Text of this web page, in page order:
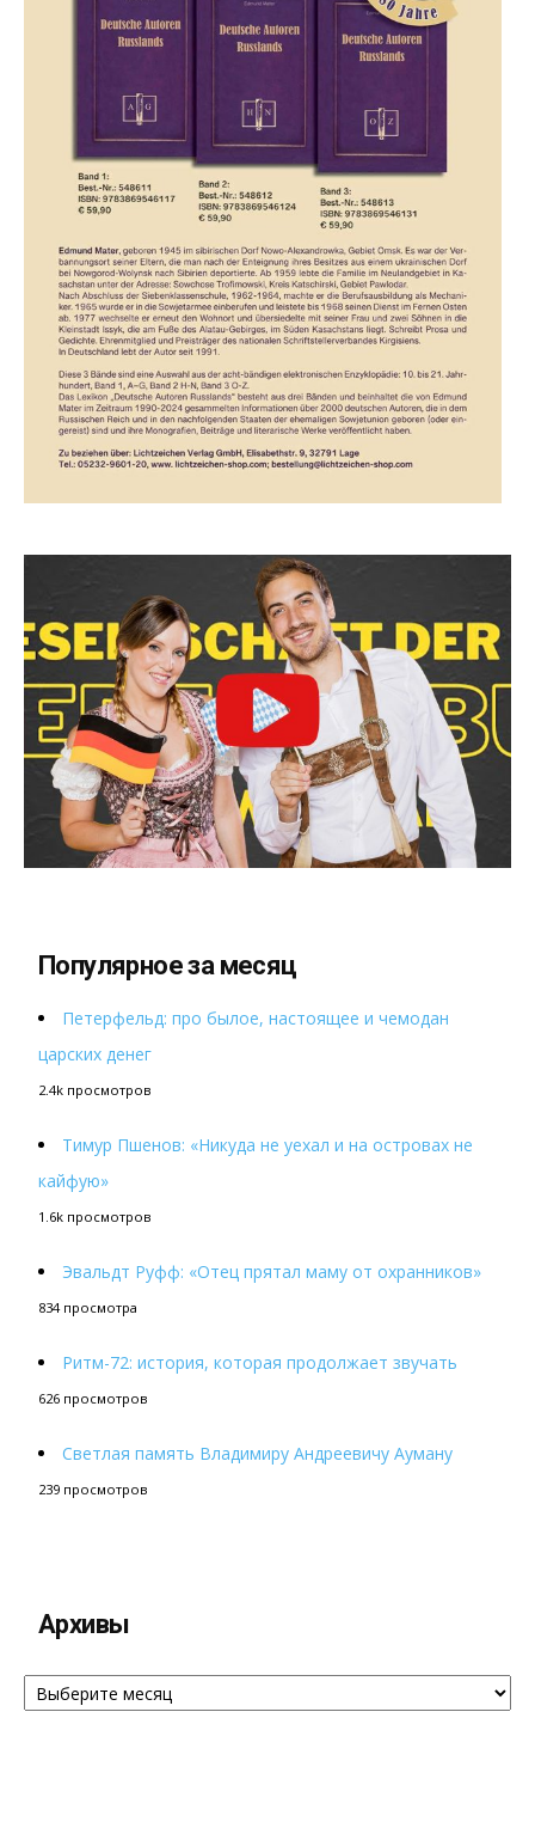
Популярное за месяц
Петерфельд: про былое, настоящее и чемодан
царских денег
2.4k просмотров
Тимур Пшенов: «Никуда не уехал и на островах не
кайфую»
1.6k просмотров
Эвальдт Руфф: «Отец прятал маму от охранников»
834 просмотра
Ритм-72: история, которая продолжает звучать
626 просмотров
Светлая память Владимиру Андреевичу Ауману
239 просмотров
Архивы
Архивы